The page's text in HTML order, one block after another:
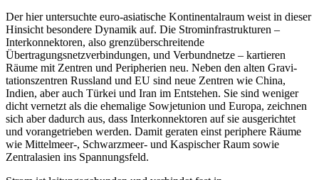
Der hier untersuchte euro-asiatische Kontinentalraum weist in dieser
Hinsicht besondere Dynamik auf. Die Strominfrastrukturen –
Interkonnektoren, also grenzüberschreitende
Übertragungsnetzverbindungen, und Verbundnetze – kartieren
Räume mit Zentren und Peripherien neu. Neben den alten Gravi­
tationszentren Russland und EU sind neue Zentren wie China,
Indien, aber auch Türkei und Iran im Ent­stehen. Sie sind weniger
dicht vernetzt als die ehema­lige Sowjetunion und Europa, zeichnen
sich aber da­durch aus, dass Interkonnektoren auf sie ausgerichtet
und vorangetrieben werden. Damit geraten einst peri­phere Räume
wie Mittelmeer-, Schwarzmeer- und Kas­pischer Raum sowie
Zentralasien ins Spannungsfeld.